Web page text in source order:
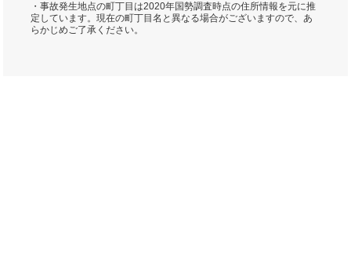
・事故発生地点の町丁目は2020年国勢調査時点の住所情報を元に推
定しています。現在の町丁目名と異なる場合がございますので、あ
らかじめご了承ください。